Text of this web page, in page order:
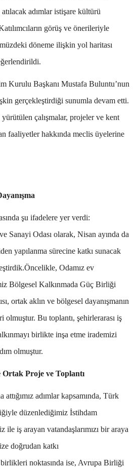
adımlar istişare kültürü
görüş ve önerileriyle
döneme ilişkin yol haritası
Kurulu Başkanı Mustafa Buluntu’nun
gerçekleştirdiği sunumla devam etti.
çalışmalar, projeler ve kent
faaliyetler hakkında meclis üyelerine
şu ifadelere yer verdi:
Sanayi Odası olarak, Nisan ayında da
yapılanma sürecine katkı sunacak
Odamız ev
Bölgesel Kalkınmada Güç Birliği
ortak aklın ve bölgesel dayanışmanın
Bu toplantı, şehirlerarası iş
birlikte inşa etme irademizi
olmuştur.
Proje ve Toplantı
attığımız adımlar kapsamında, Türk
düzenlediğimiz İstihdam
ile iş arayan vatandaşlarımızı bir araya
doğrudan katkı
birlikleri noktasında ise, Avrupa Birliği